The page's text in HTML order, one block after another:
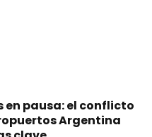
en pausa: el conflicto
Argentina